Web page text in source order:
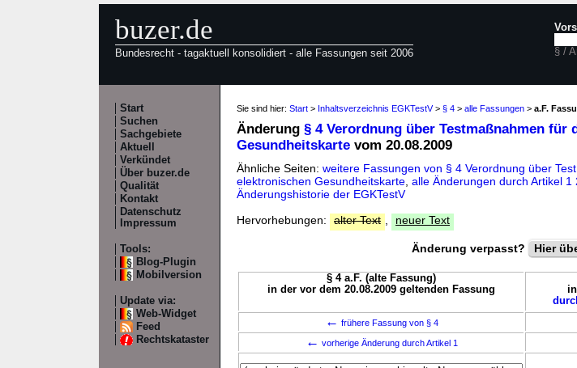
buzer.de
Bundesrecht - tagaktuell konsolidiert - alle Fassungen seit 2006 § /
Start
Suchen
Sachgebiete
Aktuell
Verkündet
Über buzer.de
Qualität
Kontakt
Datenschutz
Impressum
Tools:
Blog-Plugin
Mobilversion
Update via:
Web-Widget
Feed
Rechtskataster
Sie sind hier: Start > Inhaltsverzeichnis EGKTestV> § 4 > alle Fassungen > a.F.
Änderung § 4 Verordnung über Testmaßnahmen
Gesundheitskarte vom 20.08.2009
Ähnliche Seiten: weitere Fassungen von § 4 Verordnung über
elektronischen Gesundheitskarte alle Änderungen durch Artikel
Änderungshistorie der EGKTestV
Hervorhebungen:
alter Text neuer Text
Änderung verpasst? Hier
§ 4 a.F. (alte Fassung)
in der vor dem 20.08.2009 geltenden Fassung
← frühere Fassung von § 4
← vorherige Änderung durch Artikel 1